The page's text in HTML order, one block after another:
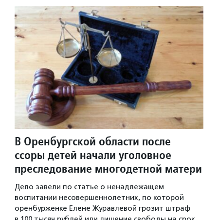
В Оренбургской области после
ссоры детей начали уголовное
преследование многодетной матери
Дело завели по статье о ненадлежащем
воспитании несовершеннолетних, по которой
оренбурженке Елене Журавлевой грозит штраф